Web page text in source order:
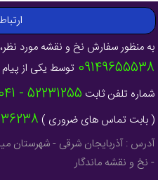
به منظور سفارش نخ و نقشه مورد
09149655538 توسط یکی از
شماره تلفن ثابت 52231255 - 041
( بابت تماس های ضروری )
- نخ و نقشه ماندگار